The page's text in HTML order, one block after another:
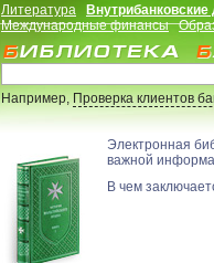
Литература
Международные финансы
Например,Проверка клиентов
Электронная
важной
В чем